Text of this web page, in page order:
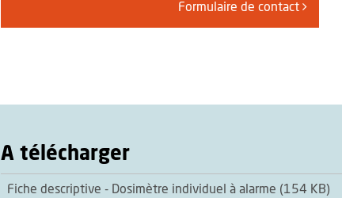
Formulaire de contact
A télécharger
Fiche descriptive - Dosimètre individuel à alarme (154 KB)